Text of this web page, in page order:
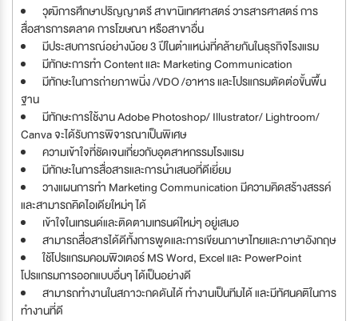
วุฒิการศึกษาปริญญาตรี สาขานิเทศศาสตร์ วารสารศาสตร์ การ
สื่อสารการตลาด การโฆษณา หรือสาขาอื่น
มีประสบการณ์อย่างน้อย 3 ปีในตําแหน่งที่คล้ายกันในธุรกิจโรงแรม
มีทักษะการทำ Content และ Marketing Communication
มีทักษะในการถ่ายภาพนิ่ง /VDO /อาหาร และโปรแกรมตัดต่อขั้นพื้น
ฐาน
มีทักษะการใช้งาน Adobe Photoshop/ Illustrator/ Lightroom/
Canva จะได้รับการพิจารณาเป็นพิเศษ
ความเข้าใจที่ชัดเจนเกี่ยวกับอุตสาหกรรมโรงแรม
มีทักษะในการสื่อสารและการนําเสนอที่ดีเยี่ยม
วางแผนการทำ Marketing Communication มีความคิดสร้างสรรค์
และสามารถคิดไอเดียใหม่ๆ ได้
เข้าใจในเทรนด์และติดตามเทรนด์ใหม่ๆ อยู่เสมอ
สามารถสื่อสารได้ดีทั้งการพูดและการเขียนภาษาไทยและภาษาอังกฤษ
ใช้โปรแกรมคอมพิวเตอร์ MS Word, Excel และ PowerPoint
โปรแกรมการออกแบบอื่นๆ ได้เป็นอย่างดี
สามารถทำงานในสภาวะกดดันได้ ทำงานเป็นทีมได้ และมีทัศนคติในการ
ทำงานที่ดี